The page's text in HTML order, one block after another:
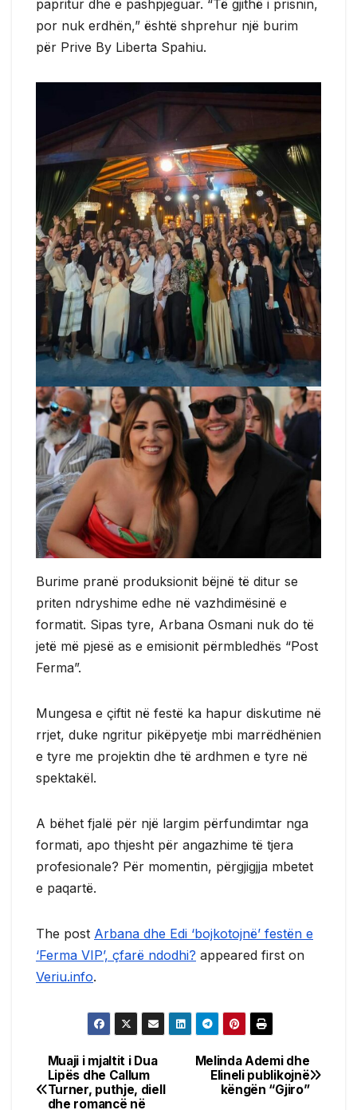
papritur dhe e pashpjeguar. “Të gjithë i prisnin,
por nuk erdhën,” është shprehur një burim
për Prive By Liberta Spahiu.
Burime pranë produksionit bëjnë të ditur se
priten ndryshime edhe në vazhdimësinë e
formatit. Sipas tyre, Arbana Osmani nuk do të
jetë më pjesë as e emisionit përmbledhës “Post
Ferma”.
Mungesa e çiftit në festë ka hapur diskutime në
rrjet, duke ngritur pikëpyetje mbi marrëdhënien
e tyre me projektin dhe të ardhmen e tyre në
spektakël.
A bëhet fjalë për një largim përfundimtar nga
formati, apo thjesht për angazhime të tjera
profesionale? Për momentin, përgjigjja mbetet
e paqartë.
The post Arbana dhe Edi ‘bojkotojnë’ festën e
‘Ferma VIP’, çfarë ndodhi? appeared first on
Veriu.info.
Post
navigation
Melinda Ademi dhe
Elineli publikojnë
këngën “Gjiro”
Muaji i mjaltit i Dua
Lipës dhe Callum
Turner, puthje, diell
dhe romancë në